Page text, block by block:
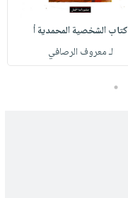
كتاب الشخصية المحمدية أ
لـ معروف الرصافي
5